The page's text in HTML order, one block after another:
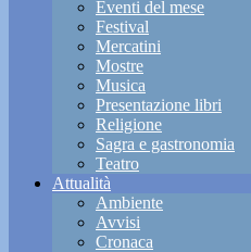
Eventi del mese
Festival
Mercatini
Mostre
Musica
Presentazione libri
Religione
Sagra e gastronomia
Teatro
Attualità
Ambiente
Avvisi
Cronaca